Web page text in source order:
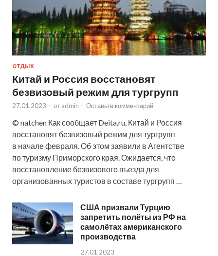
ОТДЫХ
Китай и Россия восстановят
безвизовый режим для тургрупп
27.01.2023 - от admin - Оставьте комментарий
© natchen Как сообщает Deita.ru, Китай и Россия
восстановят безвизовый режим для тургрупп
в начале февраля. Об этом заявили в Агентстве
по туризму Приморского края. Ожидается, что
восстановление безвизового въезда для
организованных туристов в составе тургрупп …
США призвали Турцию
запретить полёты из РФ на
самолётах американского
производства
27.01.2023